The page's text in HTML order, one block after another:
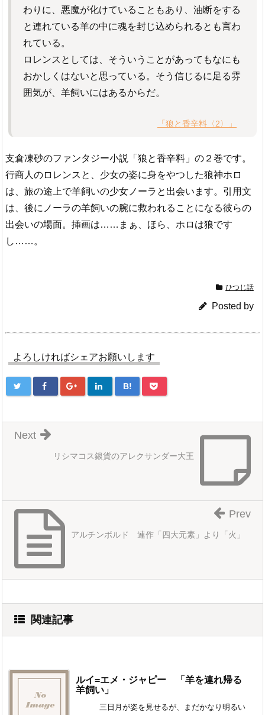
わりに、悪魔が化けていることもあり、油断をする
と連れている羊の中に魂を封じ込められるとも言わ
れている。
ロレンスとしては、そういうことがあってもなにも
おかしくはないと思っている。そう信じるに足る雰
囲気が、羊飼いにはあるからだ。
「狼と香辛料〈2〉」
支倉凍砂のファンタジー小説「狼と香辛料」の２巻です。
行商人のロレンスと、少女の姿に身をやつした狼神ホロ
は、旅の途上で羊飼いの少女ノーラと出会います。引用文
は、後にノーラの羊飼いの腕に救われることになる彼らの
出会いの場面。挿画は……まぁ、ほら、ホロは狼です
し……。
ひつじ話
Posted by
よろしければシェアお願いします
B!
リシマコス銀貨のアレクサンダー大王
Next
アルチンボルド 連作「四大元素」より「火」
Prev
関連記事
ルイ=エメ・ジャピー 「羊を連れ帰る
羊飼い」
三日月が姿を見せるが、まだかなり明るい